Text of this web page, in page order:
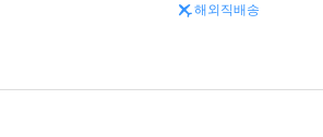
해외직배송